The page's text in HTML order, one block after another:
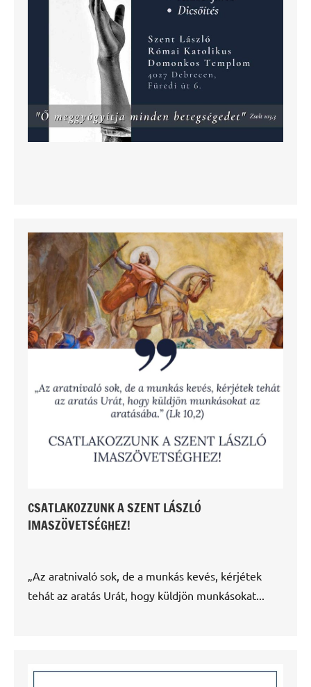
CSATLAKOZZUNK A SZENT LÁSZLÓ
IMASZÖVETSÉGHEZ!
„Az aratnivaló sok, de a munkás kevés, kérjétek
tehát az aratás Urát, hogy küldjön munkásokat...